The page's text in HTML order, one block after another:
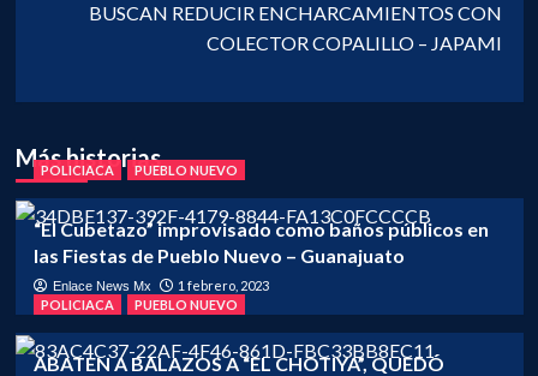
BUSCAN REDUCIR ENCHARCAMIENTOS CON
COLECTOR COPALILLO – JAPAMI
Más historias
POLICIACA PUEBLO NUEVO
“El Cubetazo” improvisado como baños públicos en
las Fiestas de Pueblo Nuevo – Guanajuato
Enlace News Mx
1 febrero, 2023
POLICIACA
PUEBLO NUEVO
ABATEN A BALAZOS A “EL CHOTIYA”, QUEDÓ